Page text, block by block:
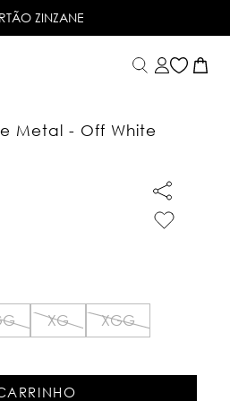
SEM JUROSNO CARTÃO DE CRÉDITO
ZINZANE
Metal - Off White
XG
XGG